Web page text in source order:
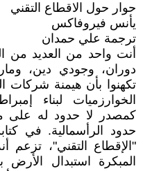
حوار حول الاقطاع التقني
يأنس فيروفاكس
ترجمة علي حمدان
أنت واحد من العديد من
دوران، وجودي دين،
تكهنوا بأن هيمنة شركات
الخوارزميات لبناء
كمصدر لا حدود له على ما
"الإقطاع التقني"، تزعم
المبكرة استبدال الأرض